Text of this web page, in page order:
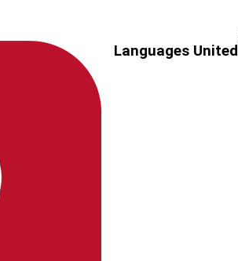
Languages United